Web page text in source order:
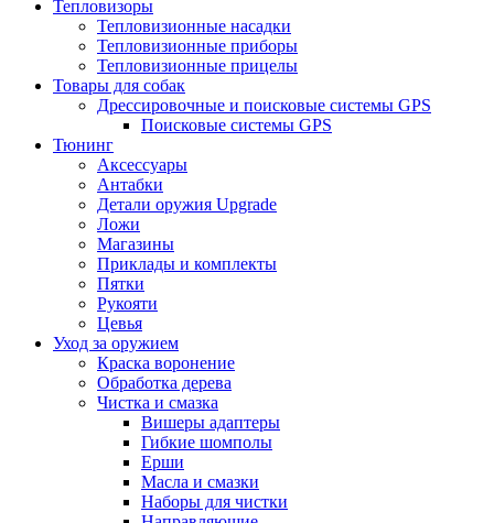
Тепловизоры
Тепловизионные насадки
Тепловизионные приборы
Тепловизионные прицелы
Товары для собак
Дрессировочные и поисковые системы GPS
Поисковые системы GPS
Тюнинг
Аксессуары
Антабки
Детали оружия Upgrade
Ложи
Магазины
Приклады и комплекты
Пятки
Рукояти
Цевья
Уход за оружием
Краска воронение
Обработка дерева
Чистка и смазка
Вишеры адаптеры
Гибкие шомполы
Ерши
Масла и смазки
Наборы для чистки